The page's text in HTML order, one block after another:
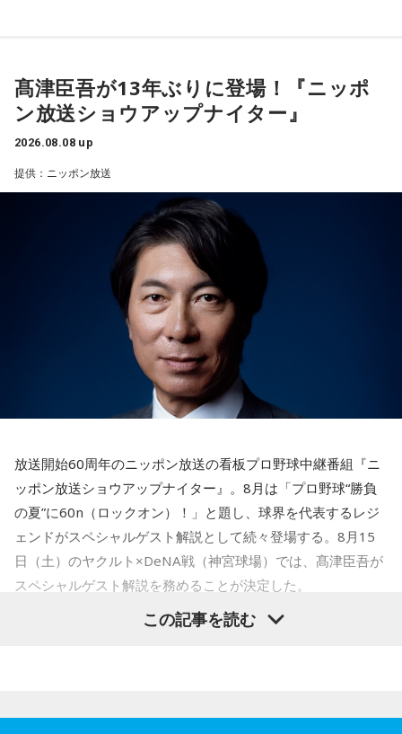
もしれません。勢いが吉と出ることも多いですが、一呼吸置
いて考える癖もつけてみて。
4．懐中電灯……本性は「冷静な神様!?」
限の場面でもパニックにならず、状況を一歩引いて見極める
冷静沈着なタイプ。感情に飲まれず、俯瞰して考えられるタ
イプです。ただ、いつも冷静すぎると近寄りがたく見られる
こともあるので、時には素直になってみましょう。
天使も悪魔も、どちらもあなたの一部。自分の中の両方を知
っておくことが、いざという時の本当の強さになるのかもし
■監修者プロフィール：蝶ちょ（ちょうちょ）
池袋占い館セレーネ所属。電話占いメルにも出演。第六感で
命、宿曜占星術でオーダーメイドの鑑定を手掛ける。転職、
結婚、離別など多くの経験から、今どう動くべきか悩む人に
寄り添いナビゲートする。
Webサイト： https://selene-uranai.com/
YouTube：https://www.youtube.com/@ataru-uranai
ました。
それは何でしたか？次の中から近いものを1つ選んでくださ
1． 鳩のぬいぐるみ
2． パスポートなどの身分証
3． 買ったばかりの乾電池
この心理テストでわかることは、追い詰められた時に出る、
あなたの「究極の裏の顔」です。
とっさに握りしめたものは、あなたが窮地で無意識に守ろう
とする「本当に大切なもの」を暗示しています。冷静ではい
られない極限の場面でこそ、普段は隠れているあなたの本性
鳩のぬいぐるみは「愛情」を暗示しています。あなたは追い
詰められても、自分より大切な誰かを思い浮かべる、利他的
なタイプ。窮地でこそ人にやさしくできる、あたたかい心の
持ち主です。ただ、自分を後回しにしすぎないよう気をつけ
てください。
2．身分証……本性は「したたかな悪魔」
窮地に立たされると、何よりまず自分を守り抜く、利己的な
髙津臣吾が13年ぶりに登場！『ニッポ
ン放送ショウアップナイター』
2026.08.08 up
提供：ニッポン放送
放送開始60周年のニッポン放送の看板プロ野球中継番組『ニ
ッポン放送ショウアップナイター』。8月は「プロ野球“勝負
の夏”に60n（ロックオン）！」と題し、球界を代表するレジ
ェンドがスペシャルゲスト解説として続々登場する。8月15
日（土）のヤクルト×DeNA戦（神宮球場）では、髙津臣吾が
スペシャルゲスト解説を務めることが決定した。
この記事を読む